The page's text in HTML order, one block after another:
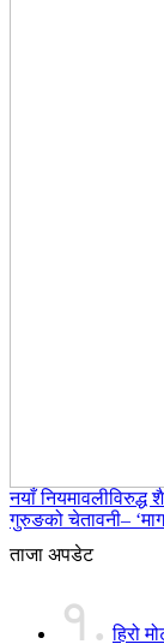
नयाँ नियमावलीविरुद्ध
गुरुङको चेतावनी–
ताजा अपडेट
१. हिरो